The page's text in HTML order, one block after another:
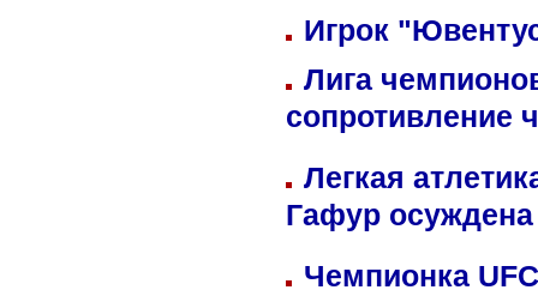
Игрок
Лига
сопротивление
Легкая
Гафур осуждена
Чемпионка